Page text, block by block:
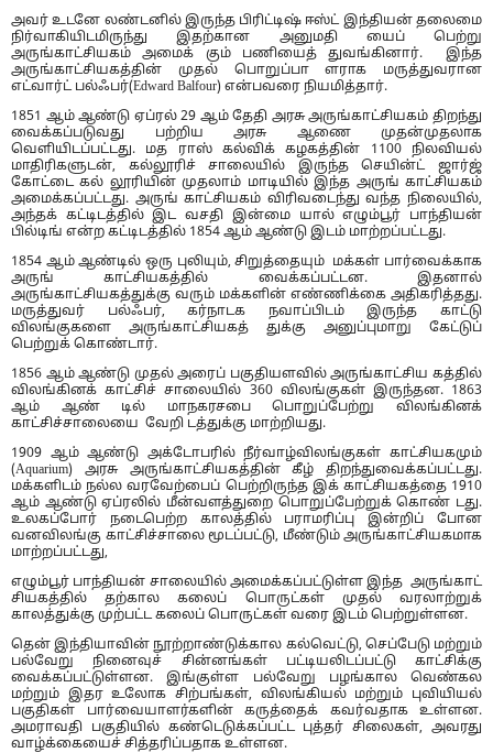
அவர் உடனே லண்டனில் இருந்த பிரிட்டிஷ் ஈஸ்ட் இந்தியன் தலைமை
நிர்வாகியிடமிருந்து இதற்கான அனுமதி யைப் பெற்று
அருங்காட்சியகம் அமைக் கும் பணியைத் துவங்கினார். இந்த
அருங்காட்சியகத்தின் முதல் பொறுப்பா ளராக மருத்துவரான
எட்வார்ட் பல்ஃபர்(Edward Balfour) என்பவரை நியமித்தார்.
1851 ஆம் ஆண்டு ஏப்ரல் 29 ஆம் தேதி அரசு அருங்காட்சியகம் திறந்து
வைக்கப்படுவது பற்றிய அரசு ஆணை முதன்முதலாக
வெளியிடப்பட்டது. மத ராஸ் கல்விக் கழகத்தின் 1100 நிலவியல்
மாதிரிகளுடன், கல்லூரிச் சாலையில் இருந்த செயின்ட் ஜார்ஜ்
கோட்டை கல் லூரியின் முதலாம் மாடியில் இந்த அருங் காட்சியகம்
அமைக்கப்பட்டது. அருங் காட்சியகம் விரிவடைந்து வந்த நிலையில்,
அந்தக் கட்டிடத்தில் இட வசதி இன்மை யால் எழும்பூர் பாந்தியன்
பில்டிங் என்ற கட்டிடத்தில் 1854 ஆம் ஆண்டு இடம் மாற்றப்பட்டது.
1854 ஆம் ஆண்டில் ஒரு புலியும், சிறுத்தையும் மக்கள் பார்வைக்காக
அருங் காட்சியகத்தில் வைக்கப்பட்டன. இதனால்
அருங்காட்சியகத்துக்கு வரும் மக்களின் எண்ணிக்கை அதிகரித்தது.
மருத்துவர் பல்ஃபர், கர்நாடக நவாப்பிடம் இருந்த காட்டு
விலங்குகளை அருங்காட்சியகத் துக்கு அனுப்புமாறு கேட்டுப்
பெற்றுக் கொண்டார்.
1856 ஆம் ஆண்டு முதல் அரைப் பகுதியளவில் அருங்காட்சிய கத்தில்
விலங்கினக் காட்சிச் சாலையில் 360 விலங்குகள் இருந்தன. 1863
ஆம் ஆண் டில் மாநகரசபை பொறுப்பேற்று விலங்கினக்
காட்சிச்சாலையை வேறி டத்துக்கு மாற்றியது.
1909 ஆம் ஆண்டு அக்டோபரில் நீர்வாழ்விலங்குகள் காட்சியகமும்
(Aquarium) அரசு அருங்காட்சியகத்தின் கீழ் திறந்துவைக்கப்பட்டது.
மக்களிடம் நல்ல வரவேற்பைப் பெற்றிருந்த இக் காட்சியகத்தை 1910
ஆம் ஆண்டு ஏப்ரலில் மீன்வளத்துறை பொறுப்பேற்றுக் கொண் டது.
உலகப்போர் நடைபெற்ற காலத்தில் பராமரிப்பு இன்றிப் போன
வனவிலங்கு காட்சிச்சாலை மூடப்பட்டு, மீண்டும் அருங்காட்சியகமாக
மாற்றப்பட்டது,
எழும்பூர் பாந்தியன் சாலையில் அமைக்கப்பட்டுள்ள இந்த அருங்காட்
சியகத்தில் தற்கால கலைப் பொருட்கள் முதல் வரலாற்றுக்
காலத்துக்கு முற்பட்ட கலைப் பொருட்கள் வரை இடம் பெற்றுள்ளன.
தென் இந்தியாவின் நூற்றாண்டுக்கால கல்வெட்டு, செப்பேடு மற்றும்
பல்வேறு நினைவுச் சின்னங்கள் பட்டியலிடப்பட்டு காட்சிக்கு
வைக்கப்பட்டுள்ளன. இங்குள்ள பல்வேறு பழங்கால வெண்கல
மற்றும் இதர உலோக சிற்பங்கள், விலங்கியல் மற்றும் புவியியல்
பகுதிகள் பார்வையாளர்களின் கருத்தைக் கவர்வதாக உள்ளன.
அமராவதி பகுதியில் கண்டெடுக்கப்பட்ட புத்தர் சிலைகள், அவரது
வாழ்க்கையைச் சித்தரிப்பதாக உள்ளன.